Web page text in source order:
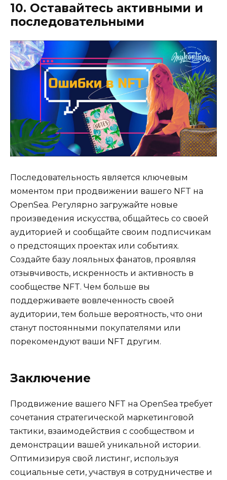
10. Оставайтесь активными и
последовательными
Последовательность является ключевым
моментом при продвижении вашего NFT на
OpenSea. Регулярно загружайте новые
произведения искусства, общайтесь со своей
аудиторией и сообщайте своим подписчикам
о предстоящих проектах или событиях.
Создайте базу лояльных фанатов, проявляя
отзывчивость, искренность и активность в
сообществе NFT. Чем больше вы
поддерживаете вовлеченность своей
аудитории, тем больше вероятность, что они
станут постоянными покупателями или
порекомендуют ваши NFT другим.
Заключение
Продвижение вашего NFT на OpenSea требует
сочетания стратегической маркетинговой
тактики, взаимодействия с сообществом и
демонстрации вашей уникальной истории.
Оптимизируя свой листинг, используя
социальные сети, участвуя в сотрудничестве и